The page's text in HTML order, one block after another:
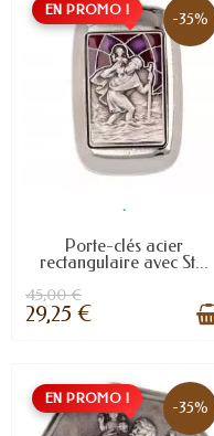
EN PROMO ! -35%
.
Porte-clés acier
rectangulaire avec St...
45,00 €
29,25 €
EN PROMO ! -35%